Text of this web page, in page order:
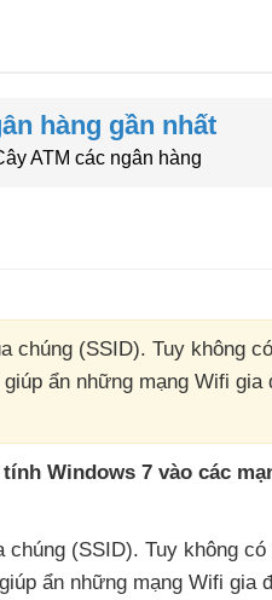
hàng gần nhất
ATM các ngân hàng
chúng (SSID). Tuy không
ẩn những mạng Wifi gia
Windows 7 vào các
chúng (SSID). Tuy không
ẩn những mạng Wifi gia